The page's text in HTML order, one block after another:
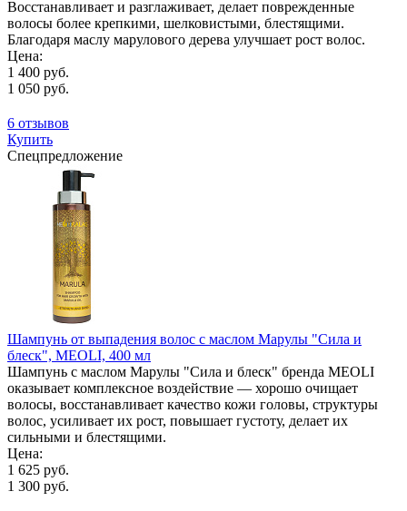
Восстанавливает и разглаживает, делает поврежденные
волосы более крепкими, шелковистыми, блестящими.
Благодаря маслу марулового дерева улучшает рост волос.
Цена:
1 400 руб.
1 050 руб.
6 отзывов
Купить
Спецпредложение
Шампунь от выпадения волос с маслом Марулы "Сила и
блеск", MEOLI, 400 мл
Шампунь с маслом Марулы "Сила и блеск" бренда MEOLI
оказывает комплексное воздействие — хорошо очищает
волосы, восстанавливает качество кожи головы, структуры
волос, усиливает их рост, повышает густоту, делает их
сильными и блестящими.
Цена:
1 625 руб.
1 300 руб.